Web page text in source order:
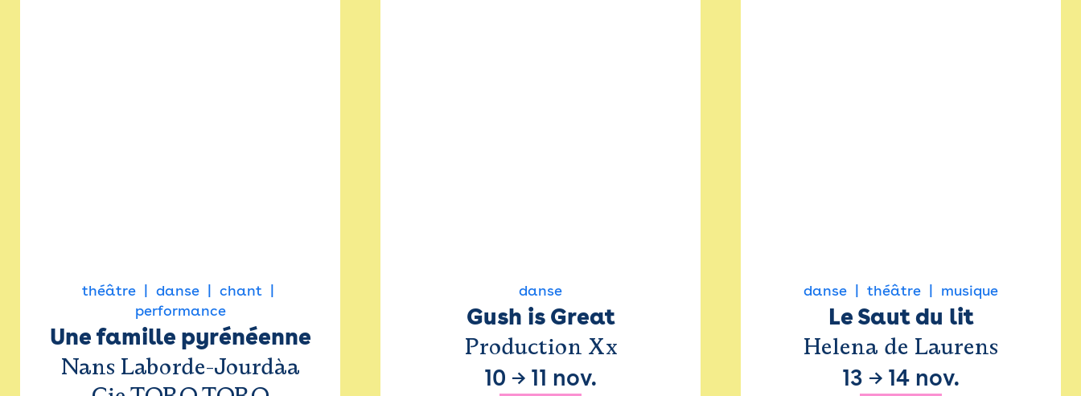
théâtre danse
chant
performance
Une famille pyrénéenne
Nans Laborde-Jourdàa
danse
Gush is Great
Production Xx
10 → 11 nov.
danse théâtre musique
Le Saut du lit
Helena de Laurens
13 → 14 nov.